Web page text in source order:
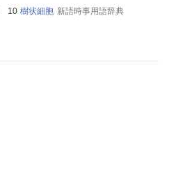
樹状細胞 新語時事用語辞典